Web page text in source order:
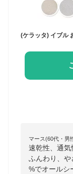
マース(60代・男
速乾性、通気
ふんわり、
%でオールシ